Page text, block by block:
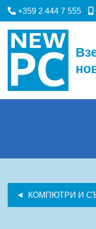
+359 2 444 7 555
КОМПЮТРИ И